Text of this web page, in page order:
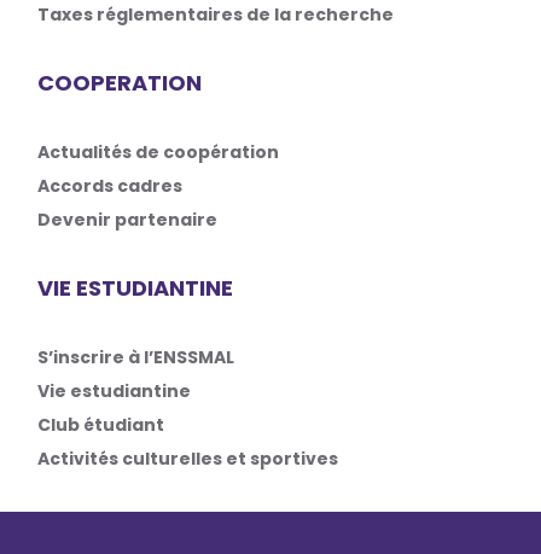
Taxes réglementaires de la recherche
COOPERATION
Actualités de coopération
Accords cadres
Devenir partenaire
VIE ESTUDIANTINE
S’inscrire à l’ENSSMAL
Vie estudiantine
Club étudiant
Activités culturelles et sportives